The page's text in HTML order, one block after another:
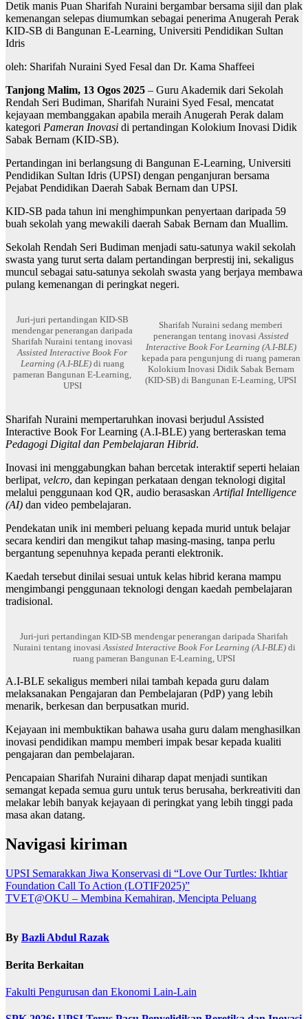
Detik manis Puan Sharifah Nuraini bergambar bersama sijil dan plak
kemenangan selepas diumumkan sebagai penerima Anugerah Perak
KID-SB di Bangunan E-Learning, Universiti Pendidikan Sultan
Idris
oleh: Sharifah Nuraini Syed Fesal dan Dr. Kama Shaffeei
Tanjong Malim, 13 Ogos 2025 – Guru Akademik dari Sekolah
Rendah Seri Budiman, Sharifah Nuraini Syed Fesal, mencatat
kejayaan membanggakan apabila meraih Anugerah Perak dalam
kategori Pameran Inovasi di pertandingan Kolokium Inovasi Didik
Sabak Bernam (KID-SB).
Pertandingan ini berlangsung di Bangunan E-Learning, Universiti
Pendidikan Sultan Idris (UPSI) dengan penganjuran bersama
Pejabat Pendidikan Daerah Sabak Bernam dan UPSI.
KID-SB pada tahun ini menghimpunkan penyertaan daripada 59
buah sekolah yang mewakili daerah Sabak Bernam dan Muallim.
Sekolah Rendah Seri Budiman menjadi satu-satunya wakil sekolah
swasta yang turut serta dalam pertandingan berprestij ini, sekaligus
muncul sebagai satu-satunya sekolah swasta yang berjaya membawa
pulang kemenangan di peringkat negeri.
Juri-juri pertandingan KID-SB
mendengar penerangan daripada
Sharifah Nuraini tentang inovasi
Assisted Interactive Book For
Learning (A.I-BLE)di ruang
pameran Bangunan E-Learning,
UPSI
Sharifah Nuraini sedang memberi
penerangan tentang inovasiAssisted
Interactive Book For Learning (A.I-BLE)
kepada para pengunjung di ruang pameran
Kolokium Inovasi Didik Sabak Bernam
(KID-SB) di Bangunan E-Learning, UPSI
Sharifah Nuraini mempertaruhkan inovasi berjudul Assisted
Interactive Book For Learning (A.I-BLE) yang berteraskan tema
Pedagogi Digital dan Pembelajaran Hibrid.
Inovasi ini menggabungkan bahan bercetak interaktif seperti helaian
berlipat, velcro, dan kepingan perkataan dengan teknologi digital
melalui penggunaan kod QR, audio berasaskanArtifial Intelligence
(AI) dan video pembelajaran.
Pendekatan unik ini memberi peluang kepada murid untuk belajar
secara kendiri dan mengikut tahap masing-masing, tanpa perlu
bergantung sepenuhnya kepada peranti elektronik.
Kaedah tersebut dinilai sesuai untuk kelas hibrid kerana mampu
mengimbangi penggunaan teknologi dengan kaedah pembelajaran
tradisional.
Juri-juri pertandingan KID-SB mendengar penerangan daripada Sharifah
Nuraini tentang inovasiAssisted Interactive Book For Learning (A.I-BLE)di
ruang pameran Bangunan E-Learning, UPSI
A.I-BLE sekaligus memberi nilai tambah kepada guru dalam
melaksanakan Pengajaran dan Pembelajaran (PdP) yang lebih
menarik, berkesan dan berpusatkan murid.
Kejayaan ini membuktikan bahawa usaha guru dalam menghasilkan
inovasi pendidikan mampu memberi impak besar kepada kualiti
pengajaran dan pembelajaran.
Pencapaian Sharifah Nuraini diharap dapat menjadi suntikan
semangat kepada semua guru untuk terus berusaha, berkreativiti dan
melakar lebih banyak kejayaan di peringkat yang lebih tinggi pada
masa akan datang.
Navigasi kiriman
UPSI Semarakkan Jiwa Konservasi di “Love Our Turtles: Ikhtiar
Foundation Call To Action (LOTIF2025)”
TVET@OKU – Membina Kemahiran, Mencipta Peluang
By Bazli Abdul Razak
Berita Berkaitan
Fakulti Pengurusan dan Ekonomi Lain-Lain